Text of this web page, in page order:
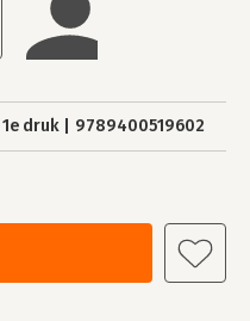
1e druk 9789400519602